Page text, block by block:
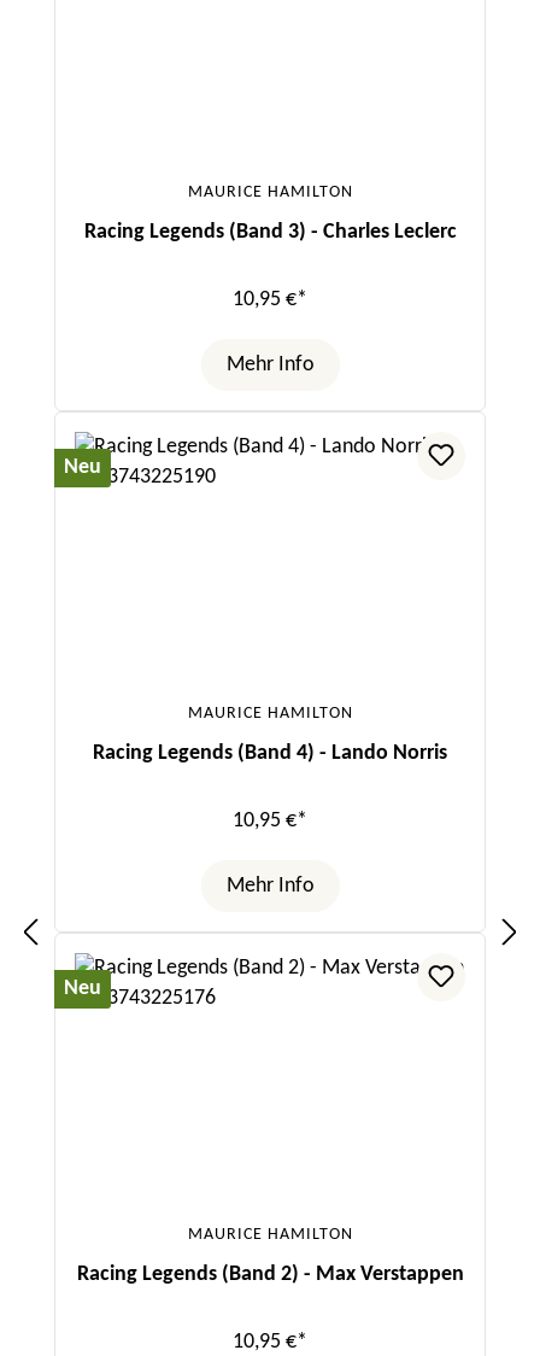
MAURICE HAMILTON
Racing Legends (Band 3) - Charles Leclerc
10,95 €*
Mehr Info
Neu
MAURICE HAMILTON
Racing Legends (Band 4) - Lando Norris
10,95 €*
Mehr Info
Neu
MAURICE HAMILTON
Racing Legends (Band 2) - Max Verstappen
10,95 €*